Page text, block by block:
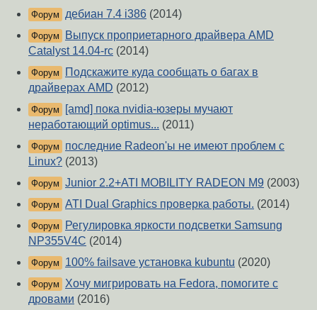
Форум дебиан 7.4 i386 (2014)
Форум
Выпуск проприетарного драйвера AMD
Catalyst 14.04-rc (2014)
Форум
Подскажите куда сообщать о багах в
драйверах AMD (2012)
Форум
[amd] пока nvidia-юзеры мучают
неработающий optimus... (2011)
Форум
последние Radeon'ы не имеют проблем с
Linux? (2013)
Форум Junior 2.2+ATI MOBILITY RADEON M9 (2003)
Форум ATI Dual Graphics проверка работы. (2014)
Форум
Регулировка яркости подсветки Samsung
NP355V4C (2014)
Форум 100% failsave установка kubuntu (2020)
Форум
Хочу мигрировать на Fedora, помогите с
дровами (2016)